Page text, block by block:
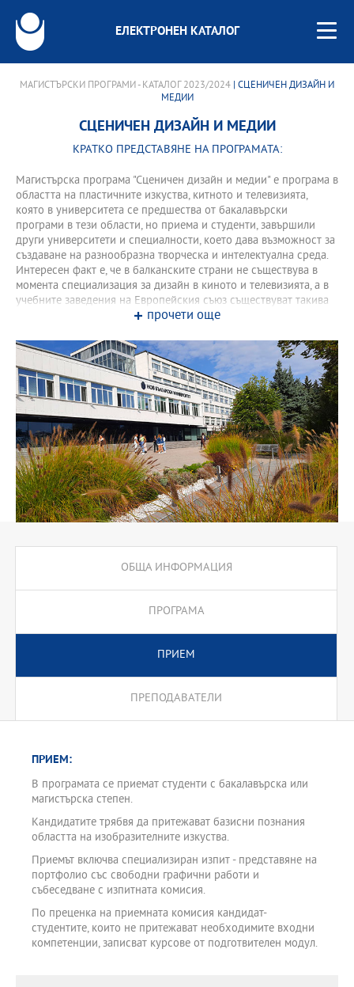
ЕЛЕКТРОНЕН КАТАЛОГ
МАГИСТЪРСКИ ПРОГРАМИ - КАТАЛОГ 2023/2024 | СЦЕНИЧЕН ДИЗАЙН И
МЕДИИ
СЦЕНИЧЕН ДИЗАЙН И МЕДИИ
КРАТКО ПРЕДСТАВЯНЕ НА ПРОГРАМАТА:
Магистърска програма "Сценичен дизайн и медии" е програма в
областта на пластичните изкуства, китното и телевизията,
която в университета се предшества от бакалавърски
програми в тези области, но приема и студенти, завършили
други университети и специалности, което дава възможност за
създаване на разнообразна творческа и интелектуална среда.
Интересен факт е, че в балканските страни не съществува в
момента специализация за дизайн в киното и телевизията, а в
учебните заведения на Европейския съюз съществуват такива
специалности само на 5 места.прочети още
ОБЩА ИНФОРМАЦИЯ
ПРОГРАМА
ПРИЕМ
ПРЕПОДАВАТЕЛИ
ПРИЕМ:
В програмата се приемат студенти с бакалавърска или
магистърска степен.
Кандидатите трябвя да притежават базисни познания
областта на изобразителните изкуства.
Приемът включва специализиран изпит - представяне на
портфолио със свободни графични работи и
събеседване с изпитната комисия.
По преценка на приемната комисия кандидат-
студентите, които не притежават необходимите входни
компетенции, записват курсове от подготвителен модул.